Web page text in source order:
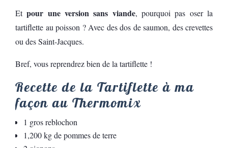
Etpour une version sans viande, pourquoi pas oser la
tartiflette au poisson ? Avec des dos de saumon, des crevettes
ou des Saint-Jacques.
Bref, vous reprendrez bien de la tartiflette !
Recette de la Tartiflette à ma
façon au Thermomix
1 gros reblochon
1,200 kg de pommes de terre